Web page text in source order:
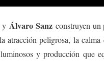
Álvaro Sanzconstruyen un
atracción peligrosa, la
y producción que